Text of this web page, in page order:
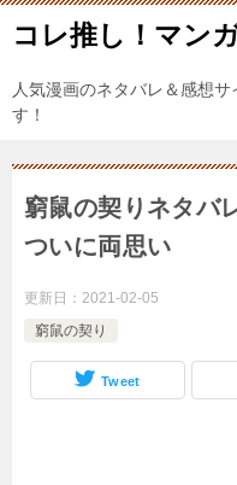
コレ推し！マン
人気漫画のネタバレ＆感想
す！
窮鼠の契りネタバ
ついに両思い
更新日： 2021-02-05
窮鼠の契り
Tweet